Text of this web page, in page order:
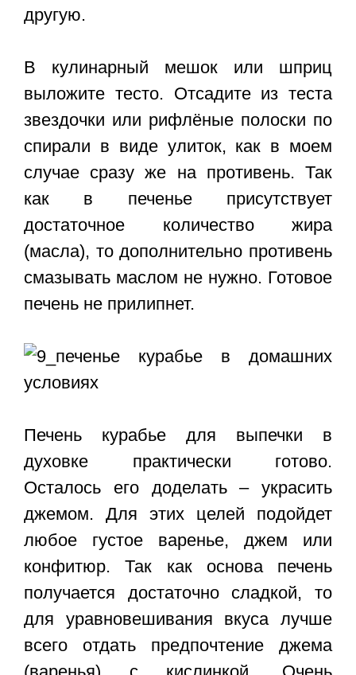
другую.
В кулинарный мешок или шприц
выложите тесто. Отсадите из теста
звездочки или рифлёные полоски по
спирали в виде улиток, как в моем
случае сразу же на противень. Так
как в печенье присутствует
достаточное количество жира
(масла), то дополнительно противень
смазывать маслом не нужно. Готовое
печень не прилипнет.
Печень курабье для выпечки в
духовке практически готово.
Осталось его доделать – украсить
джемом. Для этих целей подойдет
любое густое варенье, джем или
конфитюр. Так как основа печень
получается достаточно сладкой, то
для уравновешивания вкуса лучше
всего отдать предпочтение джема